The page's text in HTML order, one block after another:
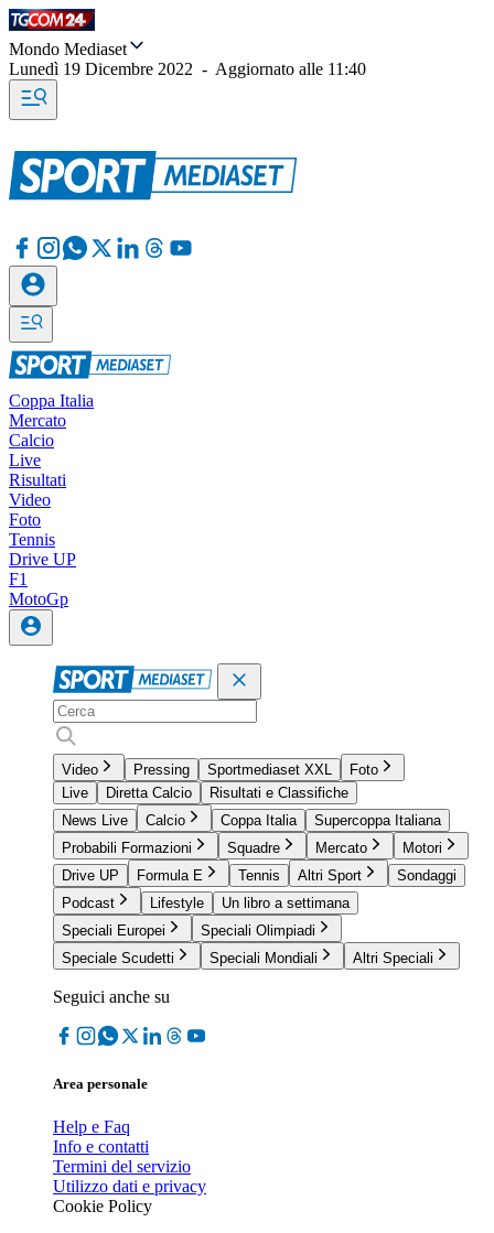
Mondo Mediaset
Lunedì 19 Dicembre 2022 - Aggiornato alle 11:40
Coppa Italia
Mercato
Calcio
Live
Risultati
Video
Foto
Tennis
Drive UP
F1
MotoGp
Video Pressing Sportmediaset XXL
Foto
Live
Diretta Calcio
Risultati e Classifiche
News Live
Calcio Coppa Italia
Supercoppa Italiana
Probabili Formazioni
Squadre Mercato
Motori
Drive UP
Formula E Tennis Altri Sport
Sondaggi
Podcast
Lifestyle
Un libro a settimana
Speciali Europei
Speciali Olimpiadi
Speciale Scudetti
Speciali Mondiali Altri Speciali
Seguici anche su
Area personale
Help e Faq
Info e contatti
Termini del servizio
Utilizzo dati e privacy
Cookie Policy